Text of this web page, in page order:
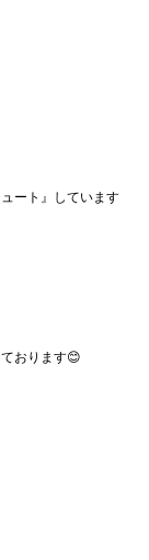
ート』しています
おります😊